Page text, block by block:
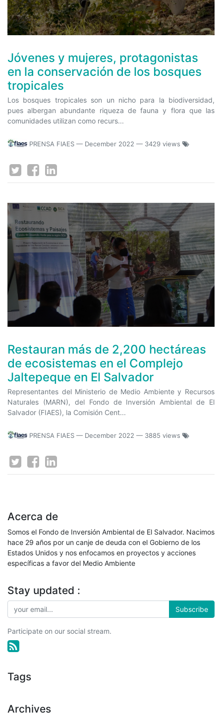
Jóvenes y mujeres, protagonistas
en la conservación de los bosques
tropicales
Los bosques tropicales son un nicho para la biodiversidad,
pues albergan abundante riqueza de fauna y flora que las
comunidades utilizan como recurs...
PRENSA FIAES — December 2022 — 3429 views
Restauran más de 2,200 hectáreas
de ecosistemas en el Complejo
Jaltepeque en El Salvador
Representantes del Ministerio de Medio Ambiente y Recursos
Naturales (MARN), del Fondo de Inversión Ambiental de El
Salvador (FIAES), la Comisión Cent...
PRENSA FIAES — December 2022 — 3885 views
Acerca de
Somos el Fondo de Inversión Ambiental de El Salvador. Nacimos
hace 29 años por un canje de deuda con el Gobierno de los
Estados Unidos y nos enfocamos en proyectos y acciones
específicas a favor del Medio Ambiente
Stay updated :
Subscribe
Participate on our social stream.
Tags
Archives